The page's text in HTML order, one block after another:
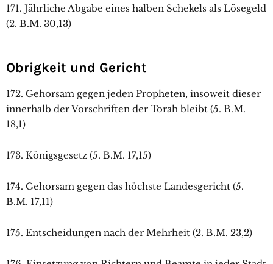
171. Jährliche Abgabe eines halben Schekels als Lösegeld
(2. B.M. 30,13)
Obrigkeit und Gericht
172. Gehorsam gegen jeden Propheten, insoweit dieser
innerhalb der Vorschriften der Torah bleibt (5. B.M.
18,1)
173. Königsgesetz (5. B.M. 17,15)
174. Gehorsam gegen das höchste Landesgericht (5.
B.M. 17,11)
175. Entscheidungen nach der Mehrheit (2. B.M. 23,2)